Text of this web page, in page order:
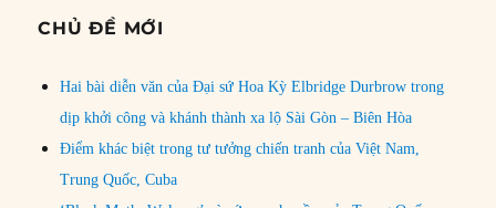
CHỦ ĐỀ MỚI
Hai bài diễn văn của Đại sứ Hoa Kỳ Elbridge Durbrow trong
dịp khởi công và khánh thành xa lộ Sài Gòn – Biên Hòa
Điểm khác biệt trong tư tưởng chiến tranh của Việt Nam,
Trung Quốc, Cuba